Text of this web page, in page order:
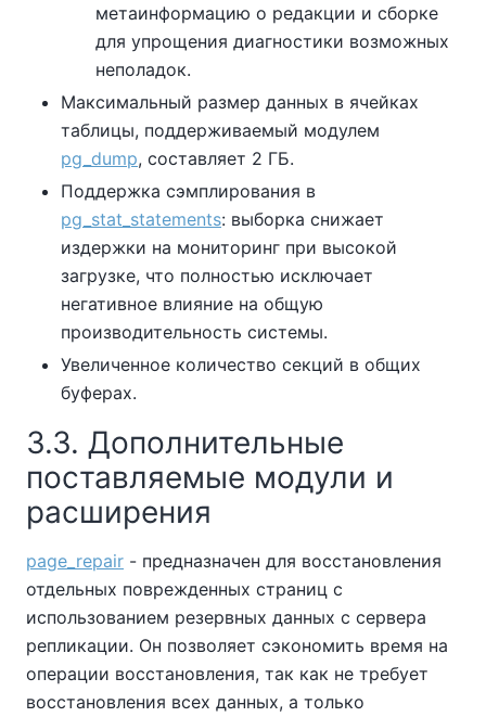
метаинформацию о редакции и сборке
для упрощения диагностики возможных
неполадок.
Максимальный размер данных в ячейках
таблицы, поддерживаемый модулем
pg_dump, составляет 2 ГБ.
Поддержка сэмплирования в
pg_stat_statements: выборка снижает
издержки на мониторинг при высокой
загрузке, что полностью исключает
негативное влияние на общую
производительность системы.
Увеличенное количество секций в общих
буферах.
3.3. Дополнительные
поставляемые модули и
расширения
page_repair - предназначен для восстановления
отдельных поврежденных страниц с
использованием резервных данных с сервера
репликации. Он позволяет сэкономить время на
операции восстановления, так как не требует
восстановления всех данных, а только